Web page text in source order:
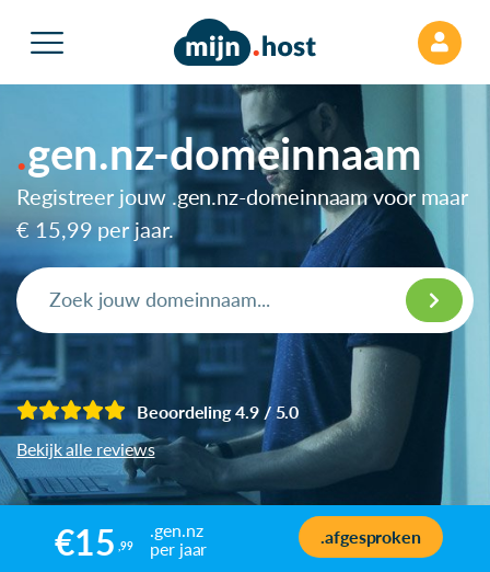
gen.nz-domeinnaam
Registreer jouw .gen.nz-domeinnaam voor maar
€ 15,99 per jaar.
Beoordeling 4.9 / 5.0
Bekijk alle reviews
€15 ,99
.gen.nz
per jaar
.afgesproken